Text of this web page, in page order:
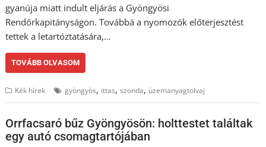
gyanúja miatt indult eljárás a Gyöngyösi
Rendőrkapitányságon. Továbbá a nyomozók előterjesztést
tettek a letartóztatására,…
TOVÁBB OLVASOM
Kék hírek gyöngyös, ittas,szonda, üzemanyagtolvaj
Orrfacsaró bűz Gyöngyösön: holttestet találtak
egy autó csomagtartójában